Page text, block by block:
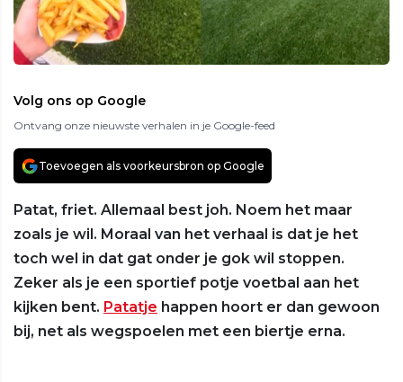
Volg ons op Google
Ontvang onze nieuwste verhalen in je Google-feed
Toevoegen als voorkeursbron op Google
Patat, friet. Allemaal best joh. Noem het maar
zoals je wil. Moraal van het verhaal is dat je het
toch wel in dat gat onder je gok wil stoppen.
Zeker als je een sportief potje voetbal aan het
kijken bent. Patatje happen hoort er dan gewoon
bij, net als wegspoelen met een biertje erna.